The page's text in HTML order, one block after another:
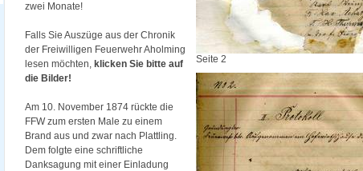
Seite 2
zwei Monate!
Falls Sie Auszüge aus der Chronik
der Freiwilligen Feuerwehr Aholming
lesen möchten, klicken Sie bitte auf
die Bilder!
Am 10. November 1874 rückte die
FFW zum ersten Male zu einem
Brand aus und zwar nach Plattling.
Dem folgte eine schriftliche
Danksagung mit einer Einladung